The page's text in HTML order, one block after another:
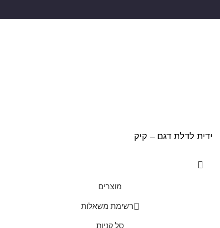
ידית לדלת דגם – קיק
מוצרים
רשימת משאלות
סל קניות